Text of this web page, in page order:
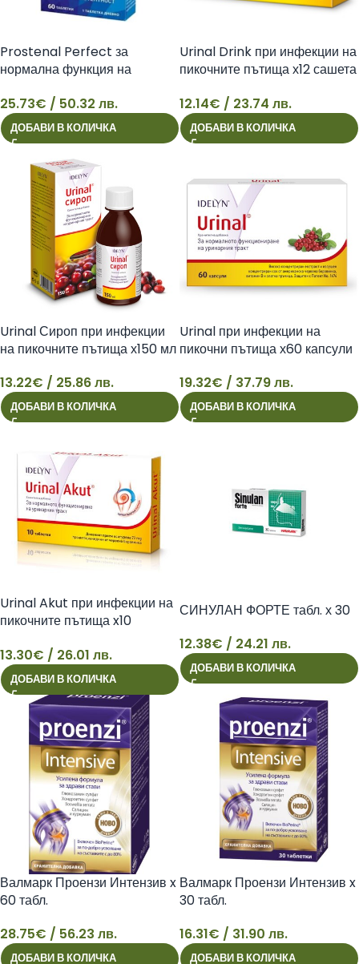
25
Prostenal Perfect за
нормална функция на
Walmark
25.73€ / 50.32 лв.
ДОБАВИ В КОЛИЧКА
12
Urinal Drink при инфекции на
пикочните пътища х12 сашета
12.14€ / 23.74 лв.
ДОБАВИ В КОЛИЧКА
13
Urinal Сироп при инфекции
на пикочните пътища х150 мл
13.22€ / 25.86 лв.
ДОБАВИ В КОЛИЧКА
19
Urinal при инфекции на
пикочни пътища х60 капсули
19.32€ / 37.79 лв.
ДОБАВИ В КОЛИЧКА
13
Urinal Akut при инфекции на
пикочните пътища x10
13.30€ / 26.01 лв.
ДОБАВИ В КОЛИЧКА
12
СИНУЛАН ФОРТЕ табл. х 30
12.38€ / 24.21 лв.
ДОБАВИ В КОЛИЧКА
28
Валмарк Проензи Интензив x
60 табл.
28.75€ / 56.23 лв.
ДОБАВИ В КОЛИЧКА
16
Валмарк Проензи Интензив x
30 табл.
16.31€ / 31.90 лв.
ДОБАВИ В КОЛИЧКА